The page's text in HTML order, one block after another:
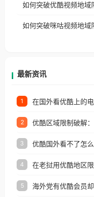
权限制所
制问题，且仅
户收听网
如何突破优酷视频地域
如何突破咪咕视频地域
最新资讯
1
2
3
4
5